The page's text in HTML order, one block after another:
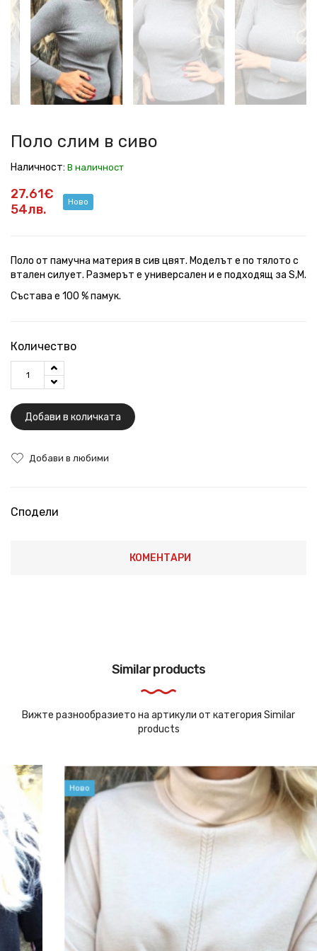
в
сиво
в
сиво
в
сиво
в
сиво
в
сиво
Поло слим в сиво
Наличност: В наличност
27.61€
54лв.
Ново
Поло от памучна материя в сив цвят. Моделът е по тялото с
втален силует. Размерът е универсален и е подходящ за S,M.
Състава е 100 % памук.
Количество
Добави в количката
Добави в любими
Сподели
КОМЕНТАРИ
Similar products
Вижте разнообразието на артикули от категория Similar
products
Ново